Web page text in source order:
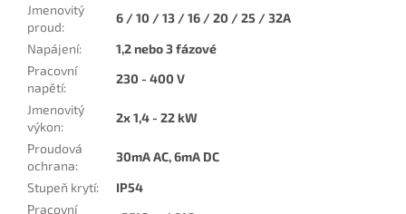
Jmenovitý
proud:
6 / 10 / 13 / 16 / 20 / 25 / 32A
Napájení:
1,2 nebo 3 fázové
Pracovní
napětí:
230 - 400 V
Jmenovitý
výkon:
2x 1,4 - 22 kW
Proudová
ochrana:
30mA AC, 6mA DC
Stupeň krytí:
IP54
Pracovní